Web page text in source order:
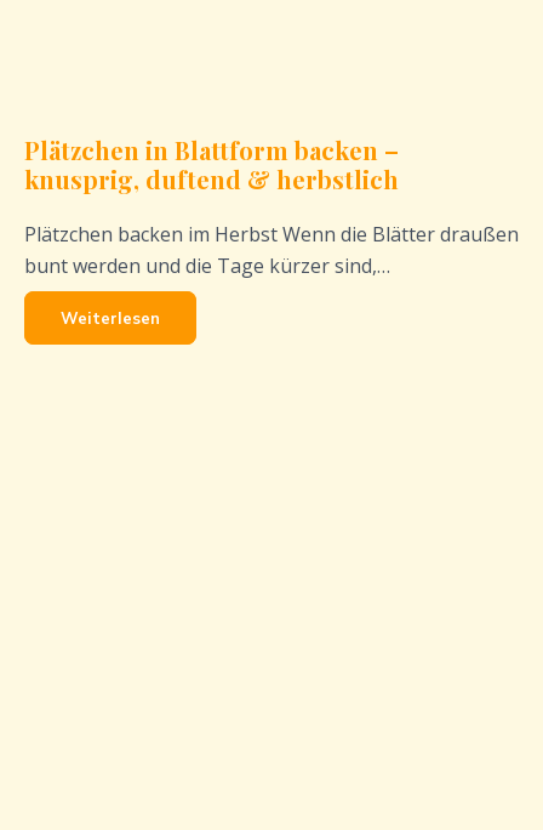
Plätzchen in Blattform backen –
knusprig, duftend & herbstlich
Plätzchen backen im Herbst Wenn die Blätter draußen
bunt werden und die Tage kürzer sind,…
Weiterlesen